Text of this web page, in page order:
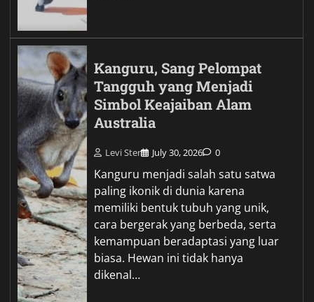
Kanguru, Sang Pelompat
Tangguh yang Menjadi
Simbol Keajaiban Alam
Australia
Levi Ster July 30, 2026 0
Kanguru menjadi salah satu satwa
paling ikonik di dunia karena
memiliki bentuk tubuh yang unik,
cara bergerak yang berbeda, serta
kemampuan beradaptasi yang luar
biasa. Hewan ini tidak hanya
dikenal…